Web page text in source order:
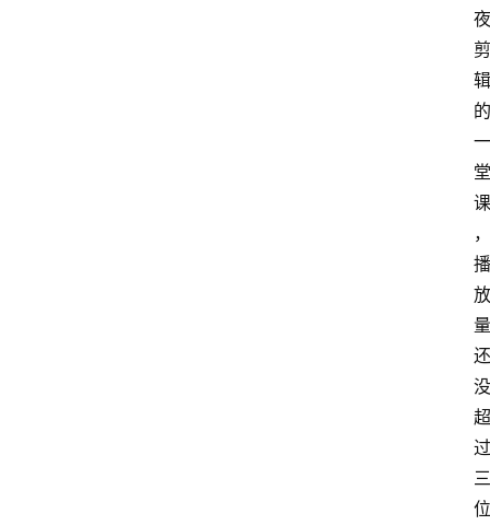
夜
剪
辑
的
一
堂
课
，
播
放
量
还
没
超
过
三
位